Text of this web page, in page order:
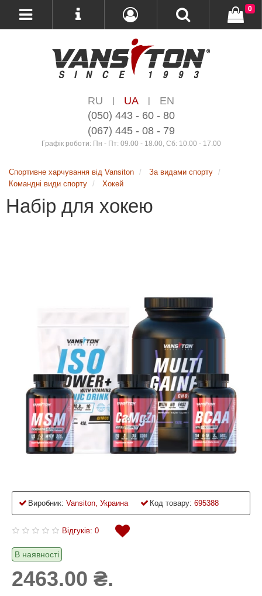
RU | UA |
EN
(050) 443 - 60 - 80
(067) 445 - 08 - 79
Графік роботи: Пн - Пт: 09.00 - 18.00, Сб: 10.00 - 17.00
0
Спортивне харчування від Vansiton
За видами спорту
Командні види спорту
Хокей
Набір для хокею
Виробник: Vansiton, Украина Код товару: 695388
Відгуків: 0
В наявності
2463.00 ₴.